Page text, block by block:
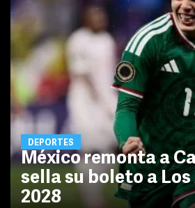
DEPORTES
México remonta a
sella su boleto a
2028